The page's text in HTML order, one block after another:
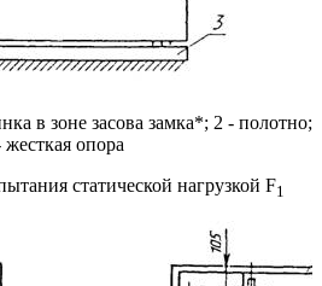
в зоне засова замка*; 2 - полотно;
жесткая опора
статической нагрузкой F1